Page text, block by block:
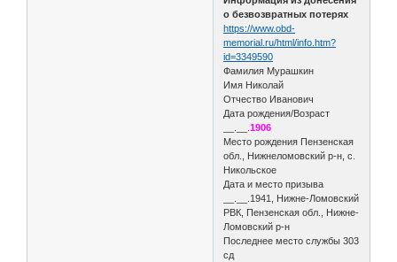
о безвозвратных потерях
https://www.obd-
memorial.ru/html/info.htm?
id=3349590
Фамилия Мурашкин
Имя Николай
Отчество Иванович
Дата рождения/Возраст
__.__.1906
Место рождения Пензенская
обл., Нижнеломовский р-н, с.
Никольское
Дата и место призыва
__.__.1941, Нижне-Ломовский
РВК, Пензенская обл., Нижне-
Ломовский р-н
Последнее место службы 303
сд